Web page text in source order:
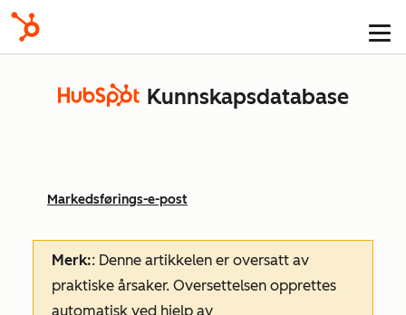
Kunnskapsdatabase
Markedsførings-e-post
Merk:: Denne artikkelen er oversatt av
praktiske årsaker. Oversettelsen opprettes
automatisk ved hjelp av